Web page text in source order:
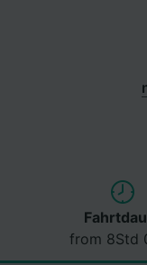
from 8Std